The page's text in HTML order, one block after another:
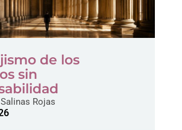
de los
sin
Rojas